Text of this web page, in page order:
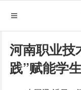
河南职业技
践”赋能学